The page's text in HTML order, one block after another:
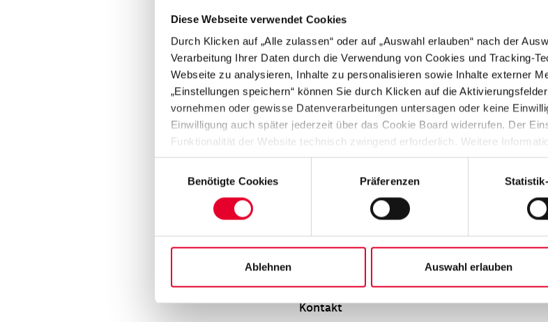
Diese Webseite verwendet Cookies
Durch Klicken auf „Alle zulassen“ oder auf „Auswahl erlauben“ nach der
Verarbeitung Ihrer Daten durch die Verwendung von Cookies und Tracking-
Webseite zu analysieren, Inhalte zu personalisieren sowie Inhalte externer
„Einstellungen speichern“ können Sie durch Klicken auf die
vornehmen oder gewisse Datenverarbeitungen untersagen oder keine
Einwilligung auch später jederzeit über das Cookie Board widerrufen. Der
Funktionalität der Website technisch zwingend erforderlich. Weitere
Datenschutzhinweisen („Datenschutzhinweise“).
Benötigte Cookies
Präferenzen
Ablehnen Auswahl erlauben
generationenübergreifender Dialog, der
offene Frage erlebbar macht.
Impulse für Europa
Mit der neuen Salon-Reihe setzt die Hertie-
ihren Partnern einen Impuls für die
Auseinandersetzung mit Europas Zukunft.
Schwarzkopf-Stiftung, bei der jährlich mehr als
Menschen aus 13 europäischen Ländern in
zusammenkommen, um sich mit
engagierte junge Europäer zusammen, das
Kontakt